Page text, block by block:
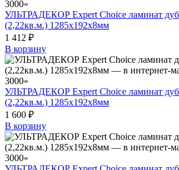
УЛЬТРАДЕКОР Expert Choice ламинат
(2,22кв.м.) 1285х192х8мм
1 412 ₽
В корзину
УЛЬТРАДЕКОР Expert Choice ламинат
(2,22кв.м.) 1285х192х8мм
1 600 ₽
В корзину